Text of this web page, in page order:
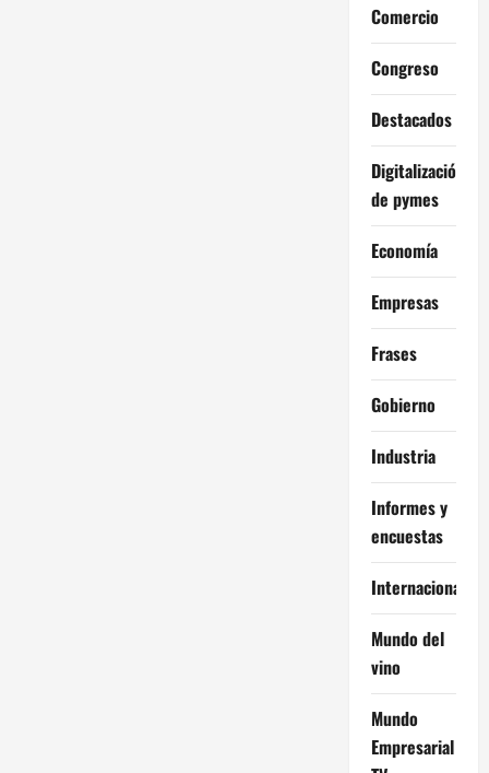
Comercio
Congreso
Destacados
Digitalización
de pymes
Economía
Empresas
Frases
Gobierno
Industria
Informes y
encuestas
Internacional
Mundo del
vino
Mundo
Empresarial